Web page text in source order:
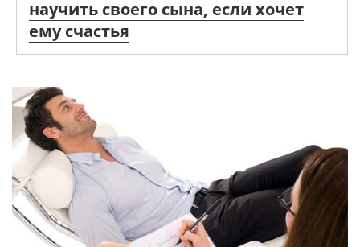
научить своего сына, если хочет
ему счастья